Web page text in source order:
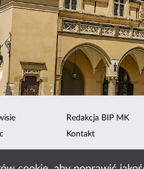
Redakcja BIP MK
Kontakt